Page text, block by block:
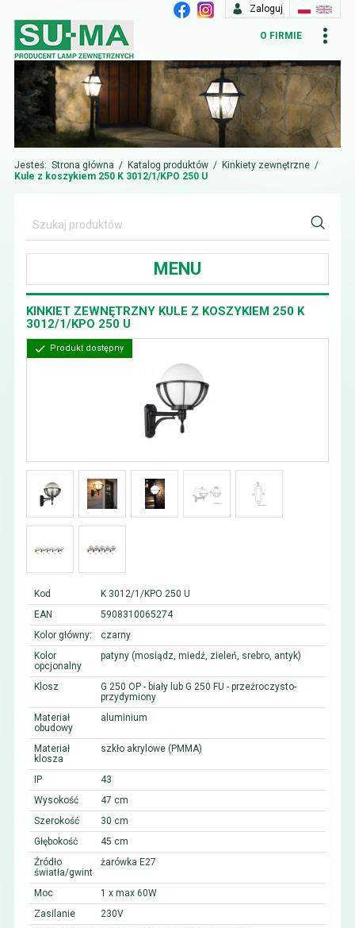
Zaloguj
O FIRMIE
Jesteś: Strona główna / Katalog produktów / Kinkiety zewnętrzne /
Kule z koszykiem 250 K 3012/1/KPO 250 U
MENU
KINKIET ZEWNĘTRZNY KULE Z KOSZYKIEM 250 K
3012/1/KPO 250 U
Produkt dostępny
Kod
K 3012/1/KPO 250 U
EAN
5908310065274
Kolor główny:
czarny
Kolor
opcjonalny
patyny (mosiądz, miedź, zieleń, srebro, antyk)
Klosz
G 250 OP - biały lub G 250 FU - przeźroczysto-
przydymiony
Materiał
obudowy
aluminium
Materiał
klosza
szkło akrylowe (PMMA)
IP
43
Wysokość
47 cm
Szerokość
30 cm
Głębokość
45 cm
Źródło
światła/gwint
żarówka E27
Moc
1 x max 60W
Zasilanie
230V